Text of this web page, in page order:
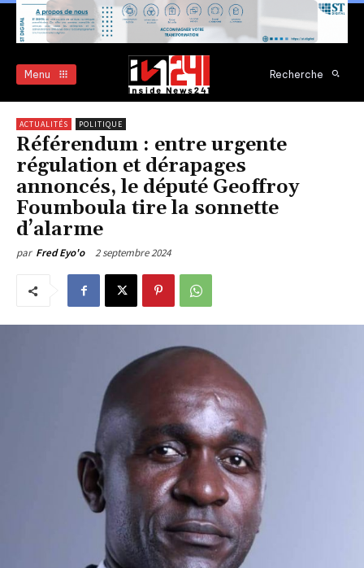
Menu Recherche
ACTUALITÉS POLITIQUE
Référendum : entre urgente
régulation et dérapages
annoncés, le député Geoffroy
Foumboula tire la sonnette
d’alarme
par Fred Eyo'o 2 septembre 2024